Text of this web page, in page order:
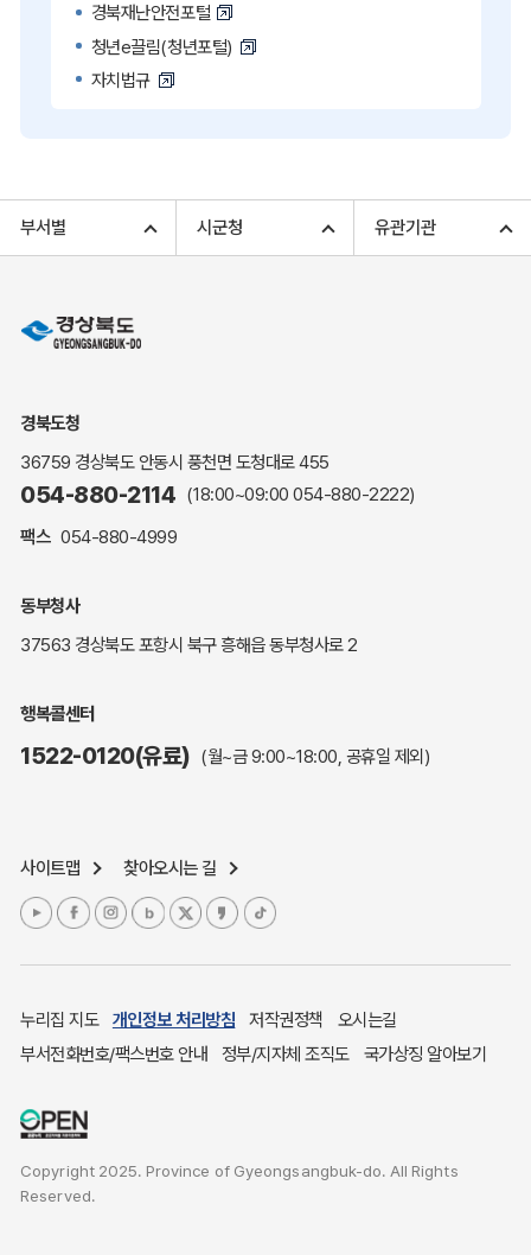
경북재난안전포털
청년e끌림(청년포털)
자치법규
고향사랑기부 아너스 클럽
민원상담
민원안내
해명·설명자료
자주하는 질문
복지신문고
세입세출예산서
업무추진비 공개
주민참여예산제도
여성복지
장애인 복지시책
귀농귀촌종합지원센터
부동산중개보수 안내
부서별 시군청 유관기관
경북도청
36759 경상북도 안동시 풍천면 도청대로 455
054-880-2114 (18:00~09:00 054-880-2222)
팩스 054-880-4999
동부청사
37563 경상북도 포항시 북구 흥해읍 동부청사로 2
행복콜센터
1522-0120(유료) (월~금 9:00~18:00, 공휴일 제외)
사이트맵 찾아오시는 길
누리집 지도 개인정보 처리방침 저작권정책
오시는길
부서전화번호/팩스번호 안내
정부/지자체 조직도 국가상징 알아보기
Copyright 2025. Province of Gyeongsangbuk-do. All Rights
Reserved.